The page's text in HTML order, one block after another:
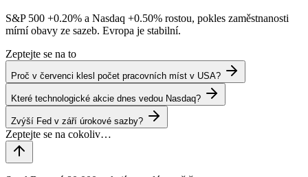
S&P 500 +0.20% a Nasdaq +0.50% rostou, pokles zaměstnanosti
mírní obavy ze sazeb. Evropa je stabilní.
Zeptejte se na to
Proč v červenci klesl počet pracovních míst v USA?
Které technologické akcie dnes vedou Nasdaq?
Zvýší Fed v září úrokové sazby?